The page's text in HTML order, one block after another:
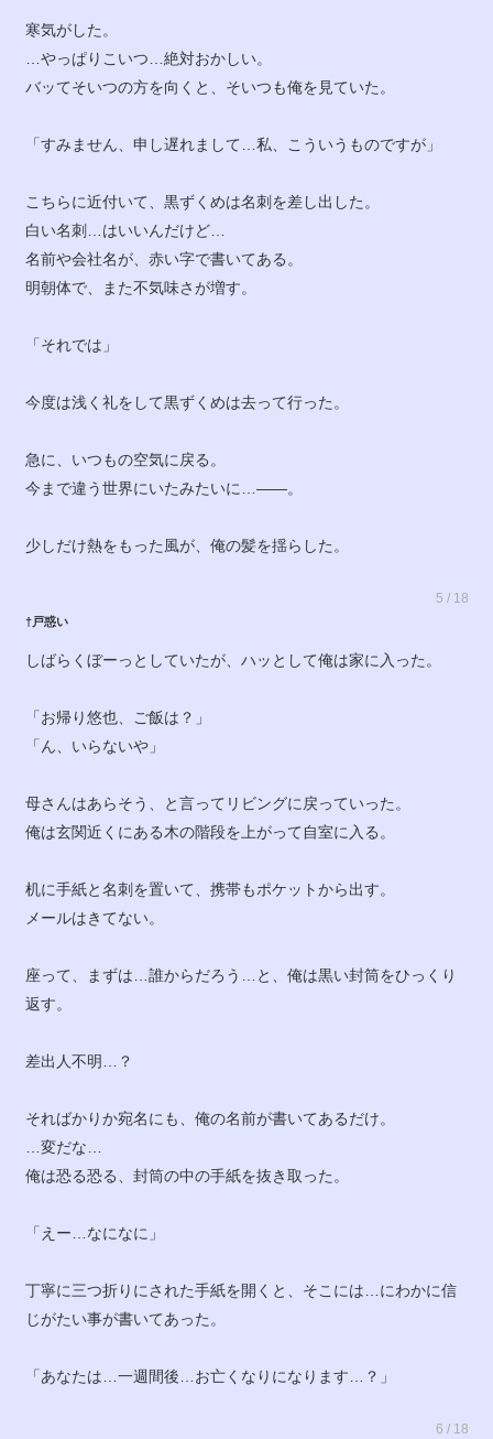
寒気がした。
…やっぱりこいつ…絶対おかしい。
バッてそいつの方を向くと、そいつも俺を見ていた。
「すみません、申し遅れまして…私、こういうものですが」
こちらに近付いて、黒ずくめは名刺を差し出した。
白い名刺…はいいんだけど…
名前や会社名が、赤い字で書いてある。
明朝体で、また不気味さが増す。
「それでは」
今度は浅く礼をして黒ずくめは去って行った。
急に、いつもの空気に戻る。
今まで違う世界にいたみたいに…――。
少しだけ熱をもった風が、俺の髪を揺らした。
5 / 18
†戸惑い
しばらくぼーっとしていたが、ハッとして俺は家に入った。
「お帰り悠也、ご飯は？」
「ん、いらないや」
母さんはあらそう、と言ってリビングに戻っていった。
俺は玄関近くにある木の階段を上がって自室に入る。
机に手紙と名刺を置いて、携帯もポケットから出す。
メールはきてない。
座って、まずは…誰からだろう…と、俺は黒い封筒をひっくり
返す。
差出人不明…？
そればかりか宛名にも、俺の名前が書いてあるだけ。
…変だな…
俺は恐る恐る、封筒の中の手紙を抜き取った。
「えー…なになに」
丁寧に三つ折りにされた手紙を開くと、そこには…にわかに信
じがたい事が書いてあった。
「あなたは…一週間後…お亡くなりになります…？」
6 / 18